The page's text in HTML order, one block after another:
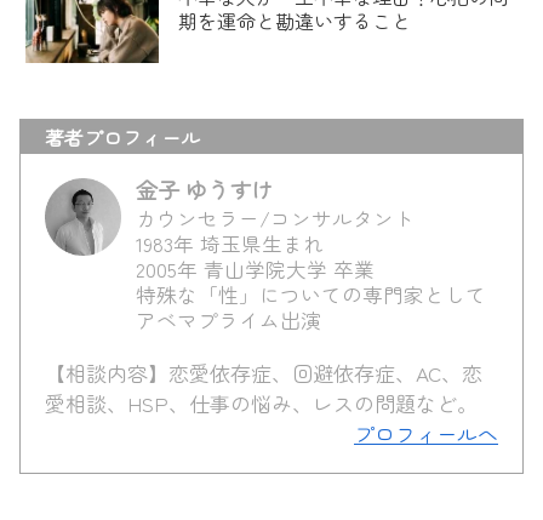
期を運命と勘違いすること
著者プロフィール
金子 ゆうすけ
カウンセラー/コンサルタント
1983年 埼玉県生まれ
2005年 青山学院大学 卒業
特殊な「性」についての専門家として
アベマプライム出演
【相談内容】恋愛依存症、回避依存症、AC、恋
愛相談、HSP、仕事の悩み、レスの問題など。
プロフィールへ